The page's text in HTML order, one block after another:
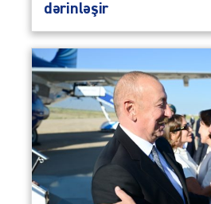
dərinləşir